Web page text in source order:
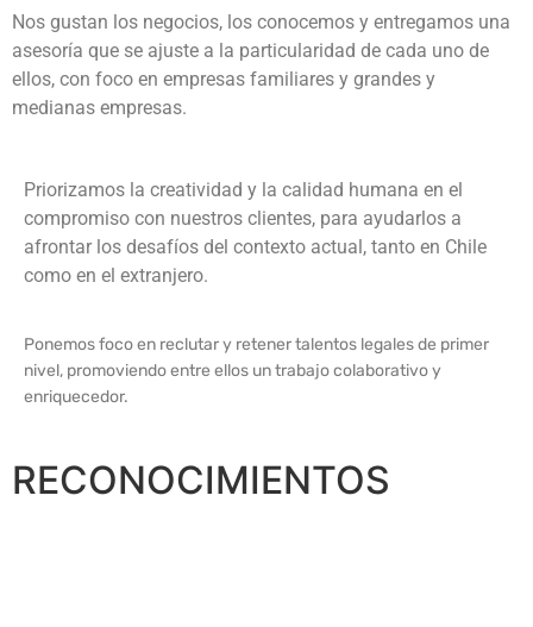
Nos gustan los negocios, los conocemos y entregamos una
asesoría que se ajuste a la particularidad de cada uno de
ellos, con foco en empresas familiares y grandes y
medianas empresas.
Priorizamos la creatividad y la calidad humana en el
compromiso con nuestros clientes, para ayudarlos a
afrontar los desafíos del contexto actual, tanto en Chile
como en el extranjero.
Ponemos foco en reclutar y retener talentos legales de primer
nivel, promoviendo entre ellos un trabajo colaborativo y
enriquecedor.
RECONOCIMIENTOS